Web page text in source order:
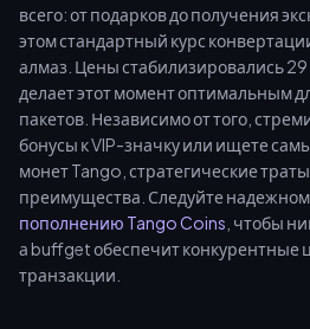
всего: от подарков до получения
этом стандартный курс
алмаз. Цены стабилизировались
делает этот момент оптимальным
пакетов. Независимо от того,
бонусы к VIP-значку или ищете
монет Tango, стратегические
преимущества. Следуйте
пополнению Tango Coins , чтобы
а buffget обеспечит конкурентные
транзакции.